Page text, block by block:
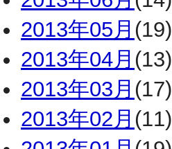
2013年05月 (19)
2013年04月 (13)
2013年03月 (17)
2013年02月 (11)